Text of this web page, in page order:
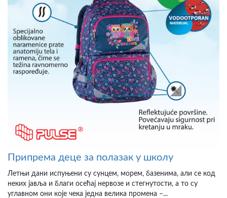
Припрема деце за полазак у школу
Летњи дани испуњени су сунцем, морем, базенима, али се код
неких јавља и благи осећај нервозе и стегнутости, а то су
углавном они које чека једна велика промена –...